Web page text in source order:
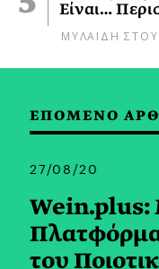
Είναι…
ΜΥΛΑΙΔΗ
ΕΠΟΜΕΝΟ
27/08/20
Wein.plus:
Πλατφόρμα
του